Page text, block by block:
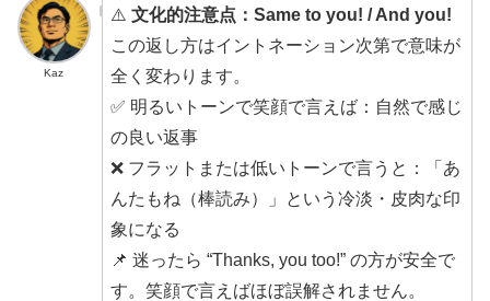
Kaz
⚠️ 文化的注意点：Same to you! / And you!
この返し方はイントネーション次第で意味が
全く変わります。
✅ 明るいトーンで笑顔で言えば：自然で感じ
の良い返事
❌ フラットまたは低いトーンで言うと：「あ
んたもね（棒読み）」という冷淡・皮肉な印
象になる
📌 迷ったら “Thanks, you too!” の方が安全で
す。笑顔で言えばほぼ誤解されません。